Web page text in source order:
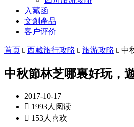
入藏函
文創產品
客户评价
首页  西藏旅行攻略  旅游攻略  中
中秋節林芝哪裏好玩，
2017-10-17
 1993人阅读
 153人喜欢